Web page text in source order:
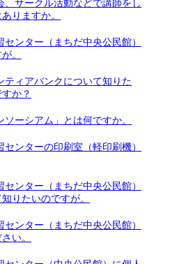
サークル活動などで講師をし
りますか。
ンター（まちだ中央公民館）
。
ィアバンクについて知りた
か？
ーシアム」とは何ですか。
ンターの印刷室（軽印刷機）
ンター（まちだ中央公民館）
りたいのですが。
ンター（まちだ中央公民館）
い。